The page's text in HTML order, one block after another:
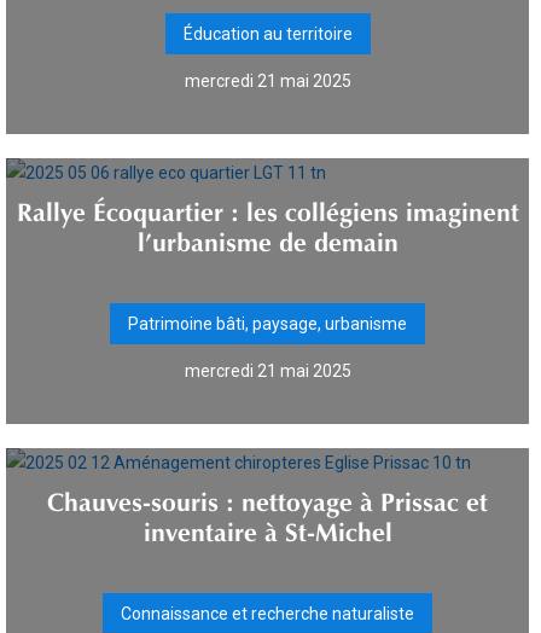
Éducation au territoire
mercredi 21 mai 2025
Rallye Écoquartier : les collégiens imaginent
l’urbanisme de demain
Patrimoine bâti, paysage, urbanisme
mercredi 21 mai 2025
Chauves-souris : nettoyage à Prissac et
inventaire à St-Michel
Connaissance et recherche naturaliste